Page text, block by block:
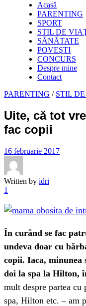
Acasă
PARENTING
SPORT
STIL DE
SĂNĂTATE
POVEŞTI
CONCURS
Despre mine
Contact
PARENTING / STIL
Uite, că tot
fac copii
16 februarie 2017
Written by idri
1
În curând se fac
undeva doar cu
copii. Iaca, minunea
doi la spa la Hilton,
mult despre partea cu
spa, Hilton etc. – am